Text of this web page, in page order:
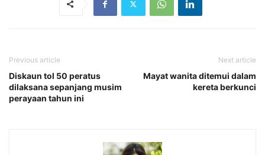
Previous article
Diskaun tol 50 peratus
dilaksana sepanjang musim
perayaan tahun ini
Next article
Mayat wanita ditemui dalam
kereta berkunci